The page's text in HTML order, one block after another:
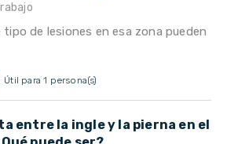
tipo de lesiones en esa zona pueden
Útil para 1 persona(s)
entre la ingle y la pierna en el